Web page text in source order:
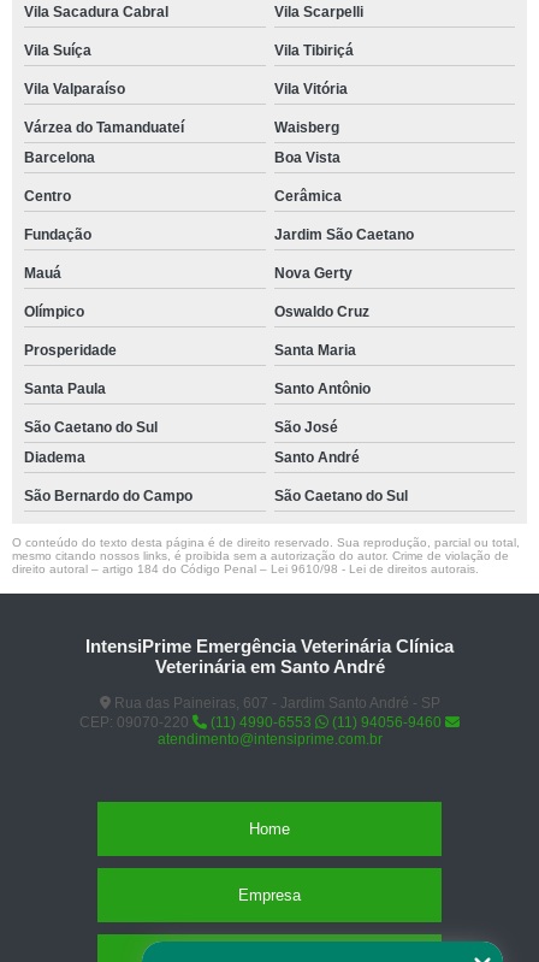
Vila Sacadura Cabral Vila Scarpelli
Vila Suíça Vila Tibiriçá
Vila Valparaíso Vila Vitória
Várzea do Tamanduateí
Waisberg
Barcelona
Boa Vista
Centro Cerâmica
Fundação Jardim São Caetano
Mauá Nova Gerty
Olímpico Oswaldo Cruz
Prosperidade Santa Maria
Santa Paula Santo Antônio
São Caetano do Sul
São José
Diadema
Santo André
São Bernardo do Campo São Caetano do Sul
O conteúdo do texto desta página é de direito reservado. Sua reprodução, parcial ou total,
mesmo citando nossos links, é proibida sem a autorização do autor. Crime de violação de
direito autoral – artigo 184 do Código Penal – Lei 9610/98 - Lei de direitos autorais
IntensiPrime Emergência Veterinária Clínica
Veterinária em Santo André
Rua das Paineiras, 607 - Jardim Santo André - SP
CEP: 09070-220
(11) 4990-6553
(11) 94056-9460
atendimento@intensiprime.com.br
Home
Empresa